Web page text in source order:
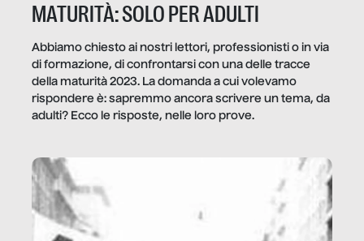
MATURITÀ: SOLO PER ADULTI
Abbiamo chiesto ai nostri lettori, professionisti o in via
di formazione, di confrontarsi con una delle tracce
della maturità 2023. La domanda a cui volevamo
rispondere è: sapremmo ancora scrivere un tema, da
adulti? Ecco le risposte, nelle loro prove.